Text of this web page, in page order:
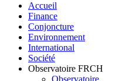
Accueil
Finance
Conjoncture
Environnement
International
Société
Observatoire FRCH
Observatoire